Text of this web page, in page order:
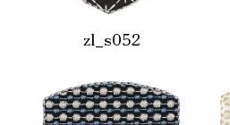
zl_s052